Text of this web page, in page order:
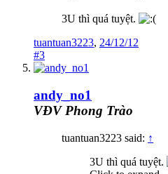
3U thì quá tuyệt.
tuantuan3223, 24/12/12
#3
andy_no1
VĐV Phong Trào
tuantuan3223 said: ↑
3U thì quá tuyệt.